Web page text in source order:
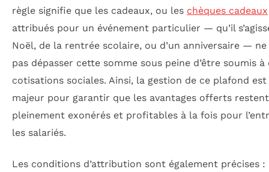
règle signifie que les cadeaux, ou les chèques cadeaux
attribués pour un événement particulier — qu’il
Noël, de la rentrée scolaire, ou d’un anniversaire —
pas dépasser cette somme sous peine d’être soumis à
cotisations sociales. Ainsi, la gestion de ce plafond
majeur pour garantir que les avantages offerts restent
pleinement exonérés et profitables à la fois pour
les salariés.
Les conditions d’attribution sont également précises :